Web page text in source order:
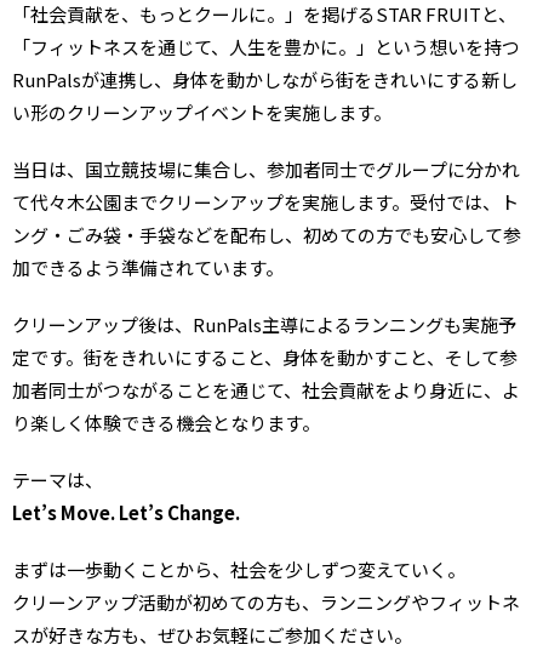
「社会貢献を、もっとクールに。」を掲げるSTAR FRUITと、
「フィットネスを通じて、人生を豊かに。」という想いを持つ
RunPalsが連携し、身体を動かしながら街をきれいにする新し
い形のクリーンアップイベントを実施します。
当日は、国立競技場に集合し、参加者同士でグループに分かれ
て代々木公園までクリーンアップを実施します。受付では、ト
ング・ごみ袋・手袋などを配布し、初めての方でも安心して参
加できるよう準備されています。
クリーンアップ後は、RunPals主導によるランニングも実施予
定です。街をきれいにすること、身体を動かすこと、そして参
加者同士がつながることを通じて、社会貢献をより身近に、よ
り楽しく体験できる機会となります。
テーマは、
Let’s Move. Let’s Change.
まずは一歩動くことから、社会を少しずつ変えていく。
クリーンアップ活動が初めての方も、ランニングやフィットネ
スが好きな方も、ぜひお気軽にご参加ください。